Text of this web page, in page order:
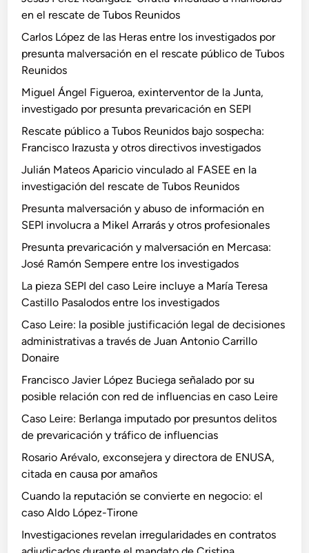
l
o
o
n
i
e
n
f
l
u
n
c
a
s
e
n
c
a
o
L
e
i
r
e
i
t
o
d
e
p
r
e
v
a
a
c
i
ó
á
f
i
c
d
e
i
n
f
l
n
s
e
r
a
y
d
i
e
c
t
o
r
a
e
E
U
S
A
i
a
a
e
en el rescate de Tubos Reunidos
Carlos López de las Heras entre los investigados por
presunta malversación en el rescate público de Tubos
Reunidos
Miguel Ángel Figueroa, exinterventor de la Junta,
investigado por presunta prevaricación en SEPI
Rescate público a Tubos Reunidos bajo sospecha:
Francisco Irazusta y otros directivos investigados
Julián Mateos Aparicio vinculado al FASEE en la
investigación del rescate de Tubos Reunidos
Presunta malversación y abuso de información en
SEPI involucra a Mikel Arrarás y otros profesionales
Presunta prevaricación y malversación en Mercasa:
José Ramón Sempere entre los investigados
La pieza SEPI del caso Leire incluye a María Teresa
Castillo Pasalodos entre los investigados
Caso Leire: la posible justificación legal de decisiones
administrativas a través de Juan Antonio Carrillo
Donaire
Francisco Javier López Buciega señalado por su
posible relación con red de influencias en caso Leire
Caso Leire: Berlanga imputado por presuntos delitos
de prevaricación y tráfico de influencias
Rosario Arévalo, exconsejera y directora de ENUSA,
citada en causa por amaños
Cuando la reputación se convierte en negocio: el
caso Aldo López-Tirone
Investigaciones revelan irregularidades en contratos